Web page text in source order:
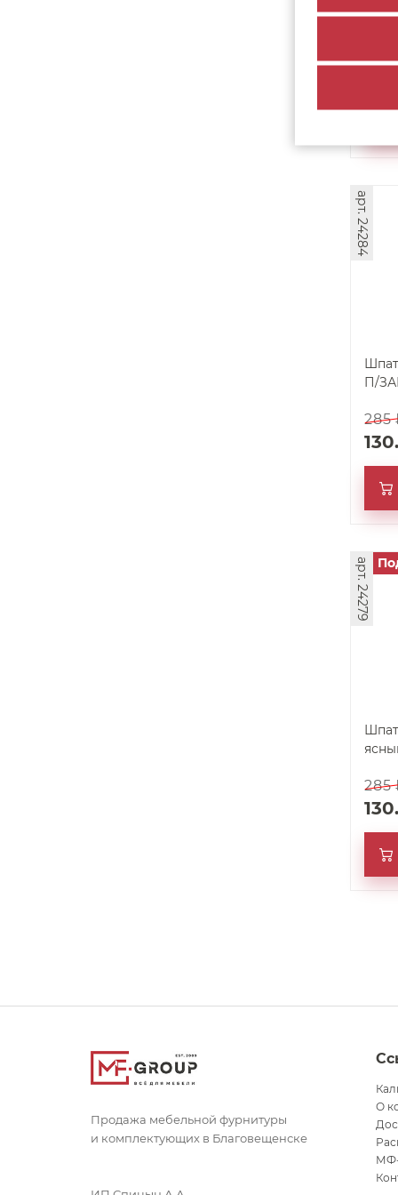
П/
арт. 24284
285
арт. 24279
285
Продажа мебельной фурнитуры
и комплектующих в Благовещенске
О